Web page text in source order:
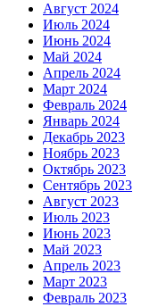
Август 2024
Июль 2024
Июнь 2024
Май 2024
Апрель 2024
Март 2024
Февраль 2024
Январь 2024
Декабрь 2023
Ноябрь 2023
Октябрь 2023
Сентябрь 2023
Август 2023
Июль 2023
Июнь 2023
Май 2023
Апрель 2023
Март 2023
Февраль 2023